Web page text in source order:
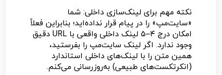
نکته مهم برای لینک‌سازی داخلی: شما
«سایت‌مپ» را در پیام قرار نداده‌اید؛ بنابراین فعلاً
امکان درج ۴–۵ لینک داخلی واقعی با URL دقیق
وجود ندارد. اگر لینک سایت‌مپ را بفرستید،
همین متن را با لینک‌های داخلی استاندارد
(انکرتکست‌های طبیعی) به‌روزرسانی می‌کنم.